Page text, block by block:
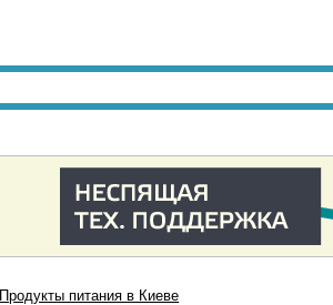
Продукты питания в Киеве